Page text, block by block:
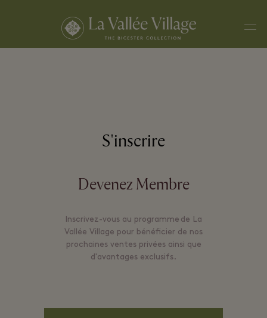
S'inscrire
Devenez Membre
Inscrivez-vous au programme de La
Vallée Village pour bénéficier de nos
prochaines ventes privées ainsi que
d'avantages exclusifs.